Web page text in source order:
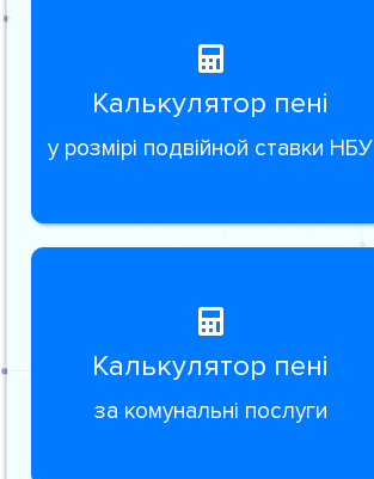
Калькулятор пені
у розмірі подвійной ставки НБУ
Калькулятор пені
за комунальні послуги